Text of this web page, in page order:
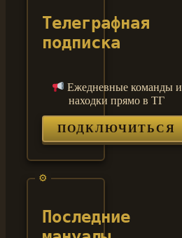
Телеграфная
подписка
Ежедневные команды и
находки прямо в ТГ
ПОДКЛЮЧИТЬСЯ
Последние